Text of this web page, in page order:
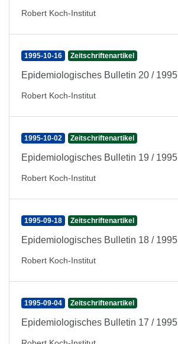
Robert Koch-Institut
1995-10-16 Zeitschriftenartikel
Epidemiologisches Bulletin 20 / 1995
Robert Koch-Institut
1995-10-02 Zeitschriftenartikel
Epidemiologisches Bulletin 19 / 1995
Robert Koch-Institut
1995-09-18 Zeitschriftenartikel
Epidemiologisches Bulletin 18 / 1995
Robert Koch-Institut
1995-09-04 Zeitschriftenartikel
Epidemiologisches Bulletin 17 / 1995